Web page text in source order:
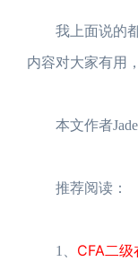
我上面说的都
内容对大家有用
本文作者Jade
推荐阅读：
1、 CFA二